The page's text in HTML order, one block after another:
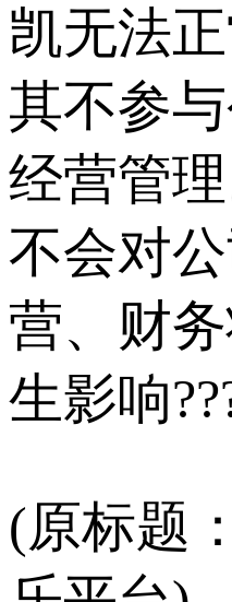
凯无法正
其不参
经营管
不会对
营、财
生影响
(原标题